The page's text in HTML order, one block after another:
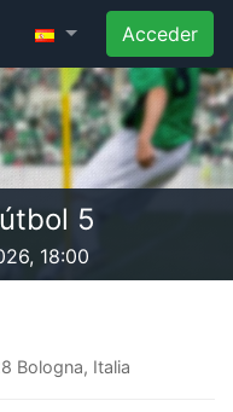
Acceder
5
18:00
Bologna, Italia